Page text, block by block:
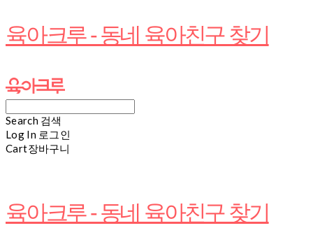
육아크루 - 동네 육아친구 찾기
Search 검색
Log In 로그인
Cart장바구니
육아크루 - 동네 육아친구 찾기